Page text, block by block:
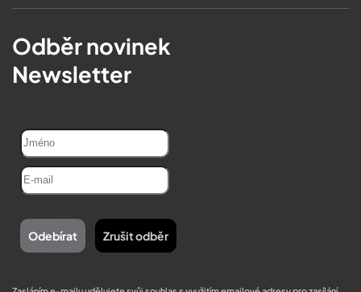
Odběr novinek
Newsletter